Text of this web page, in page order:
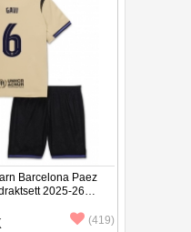
Barcelona Paez
2025-26
bukser)
(419)